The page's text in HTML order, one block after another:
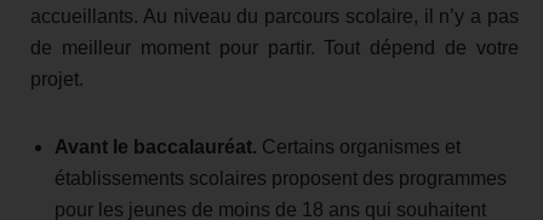
accueillants. Au niveau du parcours scolaire, il n’y a pas
de meilleur moment pour partir. Tout dépend de votre
projet.
Avant le baccalauréat. Certains organismes et
établissements scolaires proposent des programmes
pour les jeunes de moins de 18 ans qui souhaitent